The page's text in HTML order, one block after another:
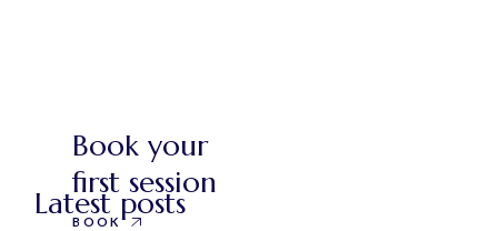
Book your
first session
BOOK
Latest posts